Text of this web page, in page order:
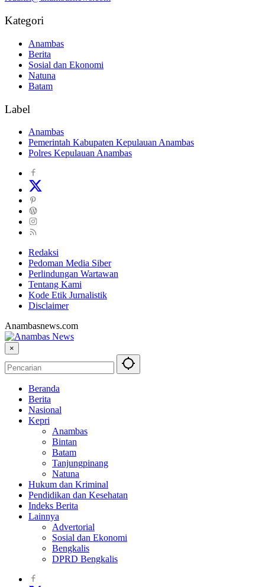
Kategori
Anambas
Berita
Sosial dan Ekonomi
Natuna
Batam
Label
Anambas
Pemerintah Kabupaten Kepulauan Anambas
Polres Kepulauan Anambas
Redaksi
Pedoman Media Siber
Perlindungan Wartawan
Tentang Kami
Kode Etik Jurnalistik
Disclaimer
Anambasnews.com
×
Beranda
Berita
Nasional
Kepri
Anambas
Bintan
Batam
Tanjungpinang
Natuna
Hukum dan Kriminal
Pendidikan dan Kesehatan
Indeks Berita
Lainnya
Advertorial
Sosial dan Ekonomi
Bengkalis
DPRD Bengkalis